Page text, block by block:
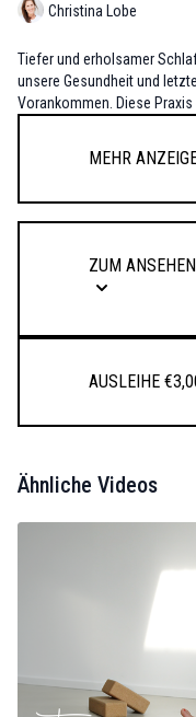
Christina Lobe
Tiefer und erholsamer
unsere Gesundheit und
Vorankommen. Diese
Mehr
Zum
Ausleihe
Ähnliche Videos